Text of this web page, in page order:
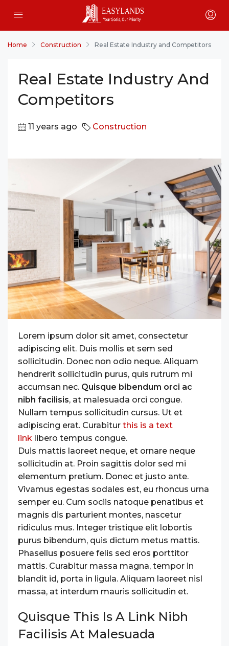
Home Construction Real Estate Industry and Competitors
Real Estate Industry And
Competitors
11 years ago Construction
Lorem ipsum dolor sit amet, consectetur
adipiscing elit. Duis mollis et sem sed
sollicitudin. Donec non odio neque. Aliquam
hendrerit sollicitudin purus, quis rutrum mi
accumsan nec. Quisque bibendum orci ac
nibh facilisis, at malesuada orci congue.
Nullam tempus sollicitudin cursus. Ut et
adipiscing erat. Curabitur this is a text
link libero tempus congue.
Duis mattis laoreet neque, et ornare neque
sollicitudin at. Proin sagittis dolor sed mi
elementum pretium. Donec et justo ante.
Vivamus egestas sodales est, eu rhoncus urna
semper eu. Cum sociis natoque penatibus et
magnis dis parturient montes, nascetur
ridiculus mus. Integer tristique elit lobortis
purus bibendum, quis dictum metus mattis.
Phasellus posuere felis sed eros porttitor
mattis. Curabitur massa magna, tempor in
blandit id, porta in ligula. Aliquam laoreet nisl
massa, at interdum mauris sollicitudin et.
Quisque This Is A Link Nibh
Facilisis At Malesuada